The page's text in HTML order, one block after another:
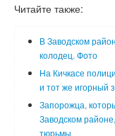
Читайте также:
В Заводском
колодец. Фото
На Кичкасе
и тот же игорный
Запорожца,
Заводском
тюрьмы